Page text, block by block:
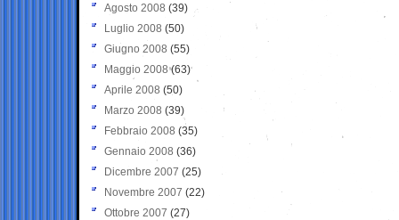
Agosto 2008 (39)
Luglio 2008 (50)
Giugno 2008 (55)
Maggio 2008(63)
Aprile 2008 (50)
Marzo 2008 (39)
Febbraio 2008 (35)
Gennaio 2008 (36)
Dicembre 2007 (25)
Novembre 2007 (22)
Ottobre 2007 (27)